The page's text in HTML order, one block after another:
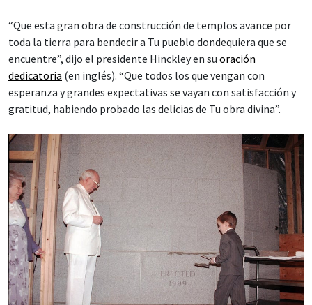
“Que esta gran obra de construcción de templos avance por
toda la tierra para bendecir a Tu pueblo dondequiera que se
encuentre”, dijo el presidente Hinckley en su oración
dedicatoria (en inglés). “Que todos los que vengan con
esperanza y grandes expectativas se vayan con satisfacción y
gratitud, habiendo probado las delicias de Tu obra divina”.